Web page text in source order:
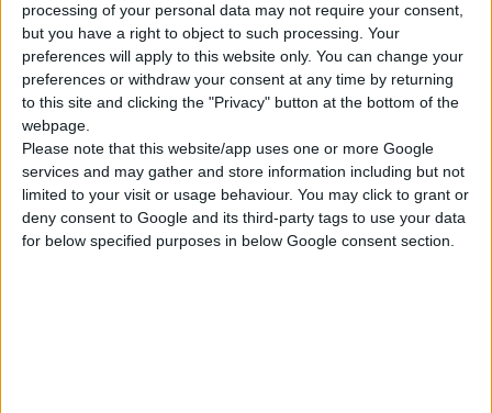
processing of your personal data may not require your consent,
but you have a right to object to such processing. Your
preferences will apply to this website only. You can change your
preferences or withdraw your consent at any time by returning
to this site and clicking the "Privacy" button at the bottom of the
webpage.
Please note that this website/app uses one or more Google
services and may gather and store information including but not
limited to your visit or usage behaviour. You may click to grant or
deny consent to Google and its third-party tags to use your data
for below specified purposes in below Google consent section.
Ο τομέας του Τουρισμού Υγείας έχει υποστεί μια δυναμική
αναγέννηση φθάνοντας στις μέρες μας να έχει καθιερωθεί ως
μία από τις δυναμικότερα αναπτυσσόμενες οικονομικές
δραστηριότητες παγκοσμίως, μεγάλης προστιθέμενης αξίας
προσφέροντας τεράστιες ευκαιρίες σε όλους τους
εμπλεκόμενους φορείς και επιχειρηματικούς κλάδους.
O Ιαµατικός Τουρισµός – Θερµαλισµός, ως κυρίαρχη
µορφή του εναλλακτικού τουρισμού υγείας, είναι